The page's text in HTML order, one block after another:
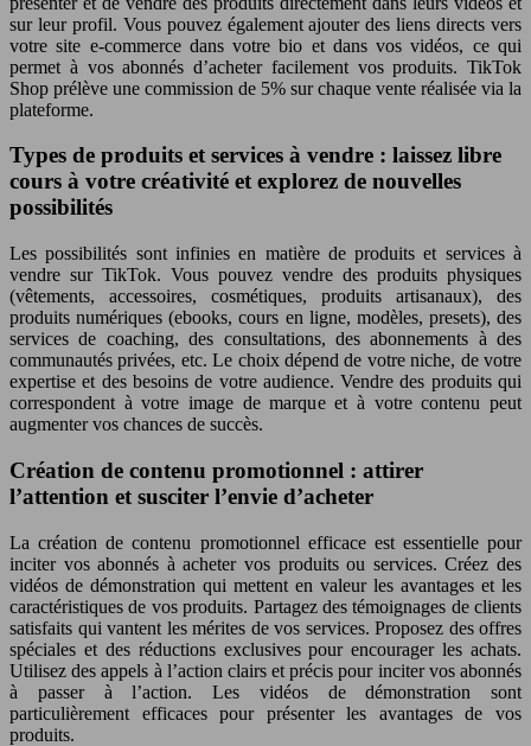
sur leur profil. Vous pouvez également ajouter des liens directs vers
votre site e-commerce dans votre bio et dans vos vidéos, ce qui
permet à vos abonnés d’acheter facilement vos produits. TikTok
Shop prélève une commission de 5% sur chaque vente réalisée via la
plateforme.
Types de produits et services à vendre : laissez libre
cours à votre créativité et explorez de nouvelles
possibilités
Les possibilités sont infinies en matière de produits et services à
vendre sur TikTok. Vous pouvez vendre des produits physiques
(vêtements, accessoires, cosmétiques, produits artisanaux), des
produits numériques (ebooks, cours en ligne, modèles, presets), des
services de coaching, des consultations, des abonnements à des
communautés privées, etc. Le choix dépend de votre niche, de votre
expertise et des besoins de votre audience. Vendre des produits qui
correspondent à votre image de marque et à votre contenu peut
augmenter vos chances de succès.
Création de contenu promotionnel : attirer
l’attention et susciter l’envie d’acheter
La création de contenu promotionnel efficace est essentielle pour
inciter vos abonnés à acheter vos produits ou services. Créez des
vidéos de démonstration qui mettent en valeur les avantages et les
caractéristiques de vos produits. Partagez des témoignages de clients
satisfaits qui vantent les mérites de vos services. Proposez des offres
spéciales et des réductions exclusives pour encourager les achats.
Utilisez des appels à l’action clairs et précis pour inciter vos abonnés
à passer à l’action. Les vidéos de démonstration sont
particulièrement efficaces pour présenter les avantages de vos
produits.